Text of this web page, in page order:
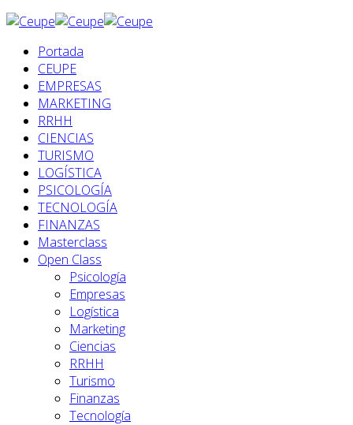
Portada
CEUPE
EMPRESAS
MARKETING
RRHH
CIENCIAS
TURISMO
LOGÍSTICA
PSICOLOGÍA
TECNOLOGÍA
FINANZAS
Masterclass
Open Class
Psicología
Empresas
Logística
Marketing
Ciencias
RRHH
Turismo
Finanzas
Tecnología